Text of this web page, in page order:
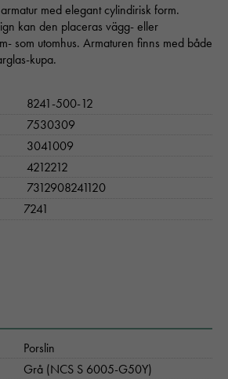
med elegant cylindirisk form.
kan den placeras vägg- eller
som utomhus. Armaturen finns med både
kupa.
8241-500-12
7530309
3041009
4212212
7312908241120
7241
Porslin
Grå (NCS S 6005-G50Y)